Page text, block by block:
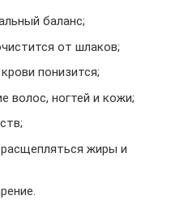
баланс;
от шлаков;
понизится;
волос, ногтей и кожи;
жиры и